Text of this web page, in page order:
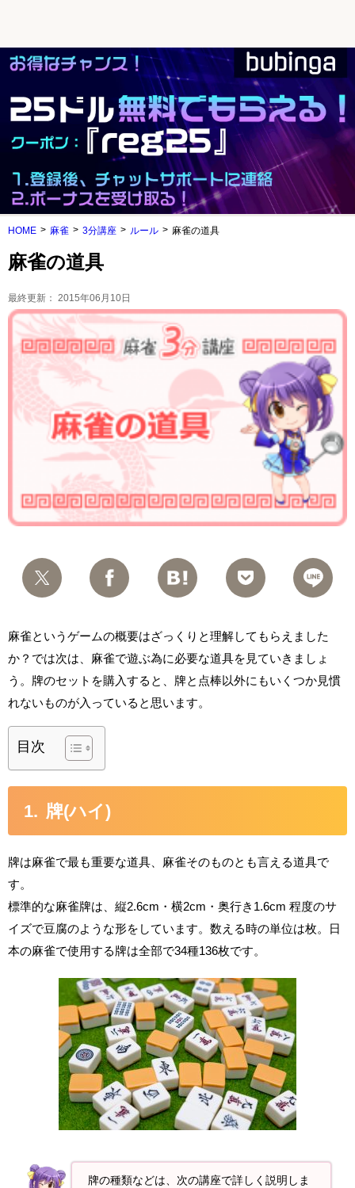
HOME 麻雀 3分講座 ルール 麻雀の道具
麻雀の道具
最終更新： 2015年06月10日
麻雀というゲームの概要はざっくりと理解してもらえました
か？では次は、麻雀で遊ぶ為に必要な道具を見ていきましょ
う。牌のセットを購入すると、牌と点棒以外にもいくつか見慣
れないものが入っていると思います。
目次
牌(ハイ)
牌は麻雀で最も重要な道具、麻雀そのものとも言える道具で
す。
標準的な麻雀牌は、縦2.6cm・横2cm・奥行き1.6cm 程度のサ
イズで豆腐のような形をしています。数える時の単位は枚。日
本の麻雀で使用する牌は全部で34種136枚です。
牌の種類などは、次の講座で詳しく説明しま